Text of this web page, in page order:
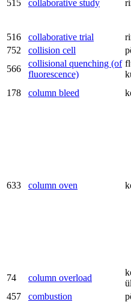
515 collaborative study
516 collaborative trial
752
collision cell
566
collisional quenching (of
fluorescence)
178 column bleed
633 column oven
74 column overload
457
combustion